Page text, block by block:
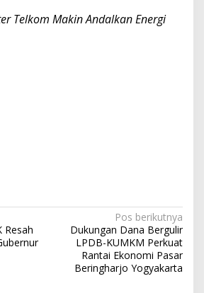
Telkom Makin Andalkan Energi
Resah
Pos berikutnya
Dukungan Dana Bergulir
LPDB-KUMKM Perkuat
Rantai Ekonomi Pasar
Beringharjo Yogyakarta